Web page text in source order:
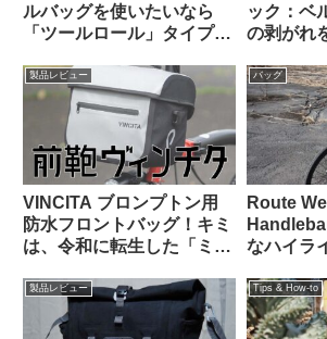
ルバッグを使いたいなら
「ツールロール」タイプも
ック：ベ
の剥がれ
製品レビュー
VINCITA ブロンプトン用
防水フロントバッグ！キミ
は、令和に転生した「ミニ
バッグ
Route
なハイラ
【Tern
製品レビュー Tips & How-to